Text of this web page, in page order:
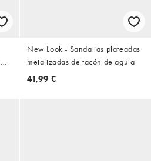
New Look - Sandalias plateadas
metalizadas de tacón de aguja
41,99 €